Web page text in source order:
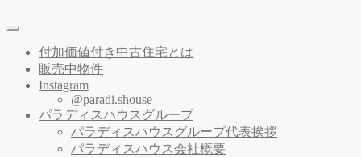
付加価値付き中古住宅とは
販売中物件
Instagram
@paradi.shouse
パラディスハウスグループ
パラディスハウスグループ代表挨拶
パラディスハウス会社概要